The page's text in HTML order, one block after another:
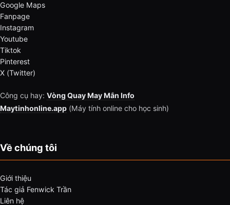
Google Maps
Fanpage
Instagram
Youtube
Tiktok
Pinterest
X (Twitter)
Công cụ hay: Vòng Quay May Mắn Info
Maytinhonline.app (Máy tính online cho học sinh)
Về chúng tôi
Giới thiệu
Tác giả Fenwick Trần
Liên hệ